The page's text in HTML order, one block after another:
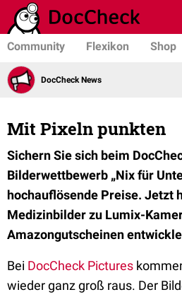
Community Flexikon Shop
DocCheck News
Mit Pixeln punkten
Sichern Sie sich beim
Bilderwettbewerb „Nix für
hochauflösende Preise. Jetzt
Medizinbilder zu Lumix-
Amazongutscheinen
Bei DocCheck Pictures
wieder ganz groß raus. Der